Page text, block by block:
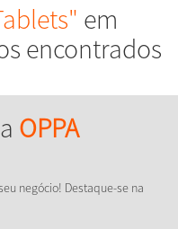
em
encontrados
OPPA
negócio! Destaque-se na